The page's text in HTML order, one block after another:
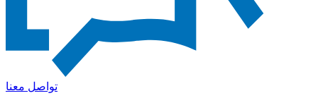
تواصل معنا